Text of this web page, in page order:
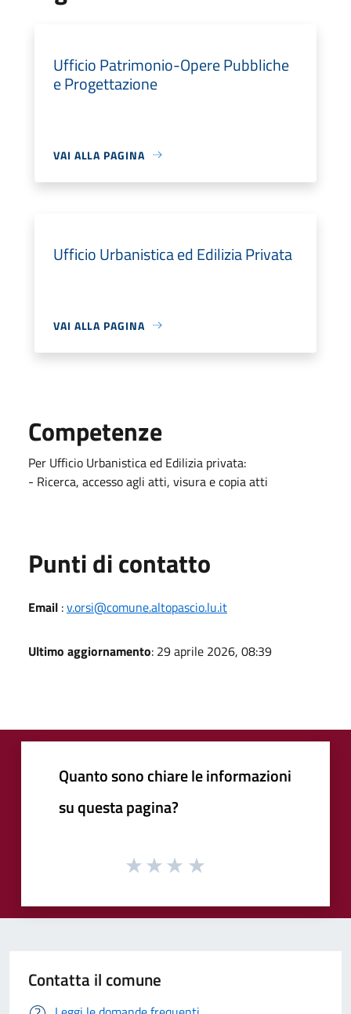
Ufficio Patrimonio-Opere Pubbliche
e Progettazione
VAI ALLA PAGINA
Ufficio Urbanistica ed Edilizia Privata
VAI ALLA PAGINA
Competenze
Per Ufficio Urbanistica ed Edilizia privata:
- Ricerca, accesso agli atti, visura e copia atti
Punti di contatto
Email :v.orsi@comune.altopascio.lu.it
Ultimo aggiornamento: 29 aprile 2026, 08:39
Quanto sono chiare le informazioni
su questa pagina?
Contatta il comune